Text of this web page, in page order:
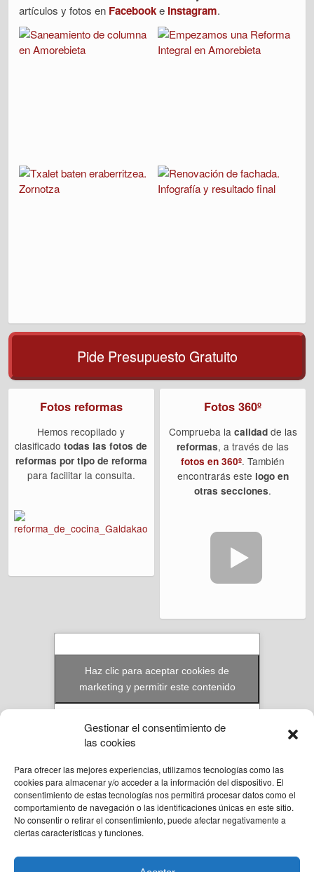
Gestionar el consentimiento de
las cookies
Para ofrecer las mejores experiencias, utilizamos tecnologías como las
cookies para almacenar y/o acceder a la información del dispositivo. El
consentimiento de estas tecnologías nos permitirá procesar datos como el
comportamiento de navegación o las identificaciones únicas en este sitio.
No consentir o retirar el consentimiento, puede afectar negativamente a
ciertas características y funciones.
artículos y fotos en Facebooke Instagram.
Pide Presupuesto Gratuito
Fotos reformas
Hemos recopilado y
clasificadotodas las fotos de
reformas por tipo de reforma
para facilitar la consulta.
Fotos 360º
Comprueba la calidadde las
reformas, a través de las
fotos en 360º. También
encontrarás este logo en
otras secciones.
Haz clic para aceptar cookies de
marketing y permitir este contenido
© Reformas Unai Ordoñez 2023. Aita Santiago Onaindia 3D 2ºA Amorebieta,
Bizkaia.
636 94 58 57
unai@reformasunaiordo.com